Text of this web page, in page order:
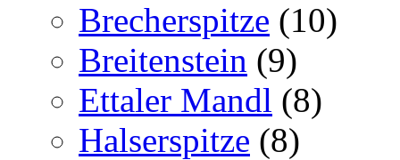
Brecherspitze (10)
Breitenstein (9)
Ettaler Mandl (8)
Halserspitze (8)